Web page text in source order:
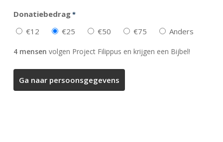
Donatiebedrag*
€12 €25 €50 €75 Anders
4 mensen volgen Project Filippus en krijgen een Bijbel!